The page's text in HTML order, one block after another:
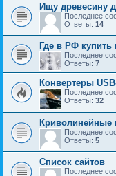
Ищу древесину
Последнее
Ответы: 14
Где в РФ купить
Последнее
Ответы: 7
Конвертеры
Последнее
Ответы: 32
Криволинейные
Последнее
Ответы: 5
Список сайтов
Последнее